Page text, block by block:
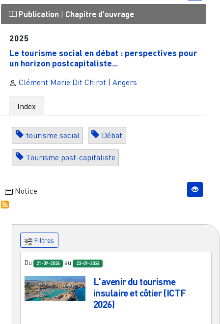
Publication Chapitre d'ouvrage
2025
Le tourisme social en débat : perspectives pour
un horizon postcapitaliste...
Clément Marie Dit Chirot Angers
Index
tourisme social Débat
Tourisme post-capitaliste
Notice
Filtres
Du 21-09-2026 au 23-09-2026
L'avenir du tourisme
insulaire et côtier (ICTF
2026)